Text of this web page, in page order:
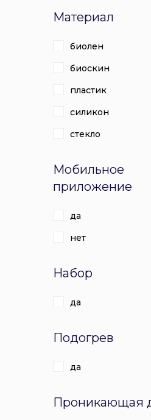
Материал
биолен
биоскин
пластик
силикон
стекло
Мобильное
приложение
да
нет
Набор
да
Подогрев
да
Проникающая